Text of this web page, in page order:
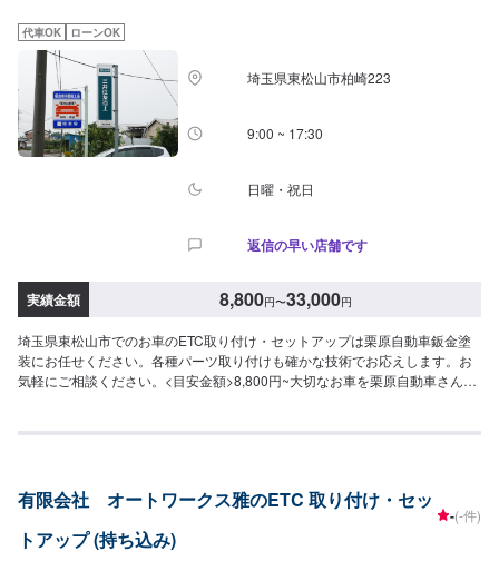
【2】お見積り【3】お見積りにご納得いただければ作業開始【4】仕上がり
次第納車----納期について-----納期は通常1~2日程度で納車となります。納期
は前後する場合がございます。予め、ご了承ください。-----パーツ持ち込みに
ついて-----パーツの持ち込み可能です。オファーにて詳細をお願い致しま
す。-----代車について-----無料の代車をご用意しています。お車の作業中は代
車をご利用ください。※代車の燃料代はお客様にご負担いただいておりま
す。-----ご来店時の注意、受付方法-----当工場は竹のくら様を過ぎ左手に
為、分かりにくい場合がございます。ご不明な場合はお電話いただければと
で予約しました」とお伝えください。ご案内いたします。【定休日・営業時
代車OK ローンOK
埼玉県東松山市柏崎223
9:00 ~ 17:30
日曜・祝日
返信の早い店舗です
実績金額 8,800円〜33,000円
埼玉県東松山市でのお車のETC取り付け・セットアップは栗原自動車鈑金塗
装にお任せください。各種パーツ取り付けも確かな技術でお応えします。お
気軽にご相談ください。<目安金額>8,800円~大切なお車を栗原自動車さんへ
満足な仕上がりを常にご提供できるよう研鑽努力し、安心運転のための整
広く支えてまいります。オイル交換や車検、タイヤ交換などの基本的な車の
メンテナンスも承っておりますのでお困りの際はお気軽にご相談ください！
有限会社 オートワークス雅のETC 取り付け・セッ
トアップ (持ち込み)
-(-件)